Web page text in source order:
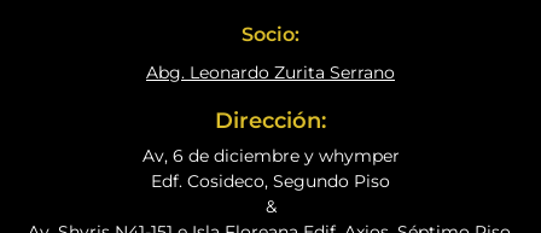
Socio:
Abg. Leonardo Zurita Serrano
Dirección:
Av, 6 de diciembre y whymper
Edf. Cosideco, Segundo Piso
&